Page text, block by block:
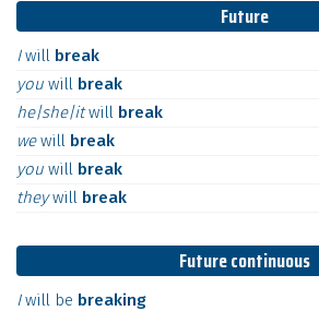
Future
Iwill break
you will break
he|she|itwill break
wewill break
you will break
theywill break
Future continuous
Iwill be breaking